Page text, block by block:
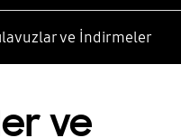
ve İndirmeler
ve